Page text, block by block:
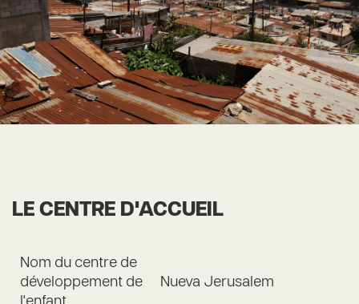
LE CENTRE D'ACCUEIL
Nom du centre de
développement de
Nueva Jerusalem